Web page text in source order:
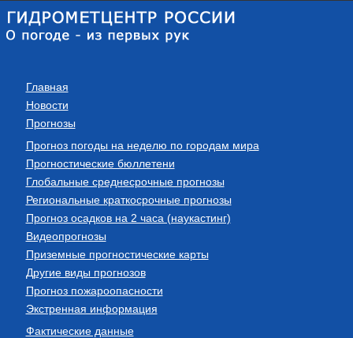
Главная
Новости
Прогнозы
Прогноз погоды на неделю по городам мира
Прогностические бюллетени
Глобальные среднесрочные прогнозы
Региональные краткосрочные прогнозы
Прогноз осадков на 2 часа (наукастинг)
Видеопрогнозы
Приземные прогностические карты
Другие виды прогнозов
Прогноз пожароопасности
Экстренная информация
Фактические данные